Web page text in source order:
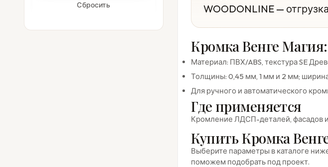
Сбросить
WOODONLINE —
Кромка Венге
Материал: ПВХ/ABS, текстура SE
Толщины: 0,45 мм, 1 мм и 2 мм;
Для ручного и автоматического
Где применяется
Кромление ЛДСП-деталей, фасадов
Купить Кромка
Выберите параметры в каталоге
поможем подобрать под проект.